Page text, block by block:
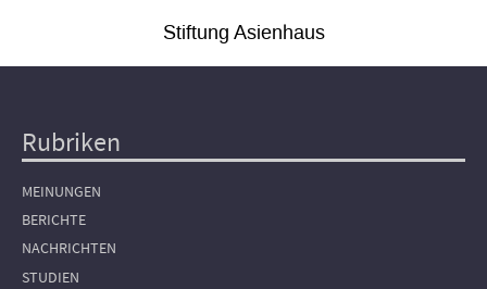
Stiftung Asienhaus
Hauptnavigation
Rubriken
MEINUNGEN
BERICHTE
NACHRICHTEN
STUDIEN